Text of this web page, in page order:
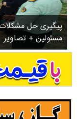
پیگیری حل
مسئولین + تصاویر
ت
ش
د
.